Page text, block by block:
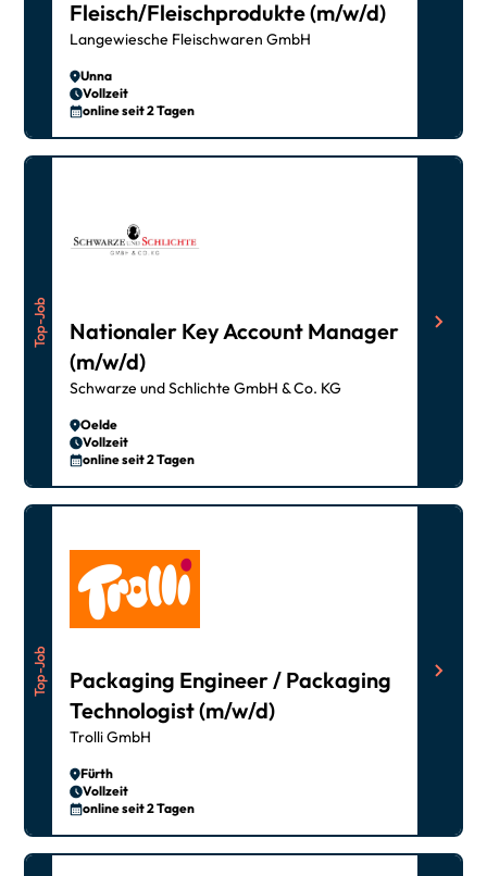
Fleisch/Fleischprodukte (m/w/d)
Langewiesche Fleischwaren GmbH
Unna
Vollzeit
online seit 2 Tagen
Top-Job
Nationaler Key Account Manager
(m/w/d)
Schwarze und Schlichte GmbH & Co. KG
Oelde
Vollzeit
online seit 2 Tagen
Top-Job
Packaging Engineer / Packaging
Technologist (m/w/d)
Trolli GmbH
Fürth
Vollzeit
online seit 2 Tagen